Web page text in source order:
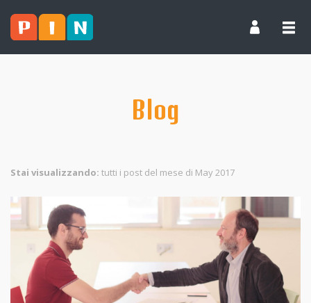
Blog
Stai visualizzando: tutti i post del mese di May 2017